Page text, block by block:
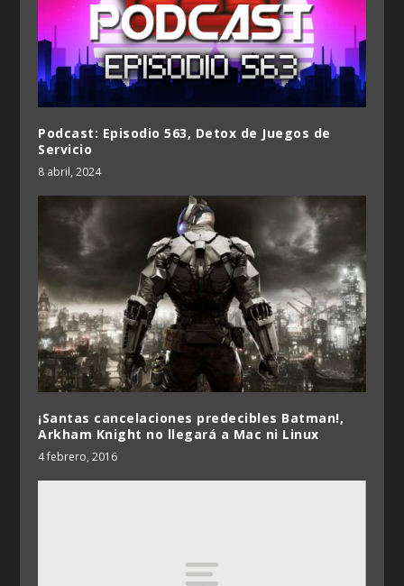
Podcast: Episodio 563, Detox de Juegos de
Servicio
8 abril, 2024
¡Santas cancelaciones predecibles Batman!,
Arkham Knight no llegará a Mac ni Linux
4 febrero, 2016